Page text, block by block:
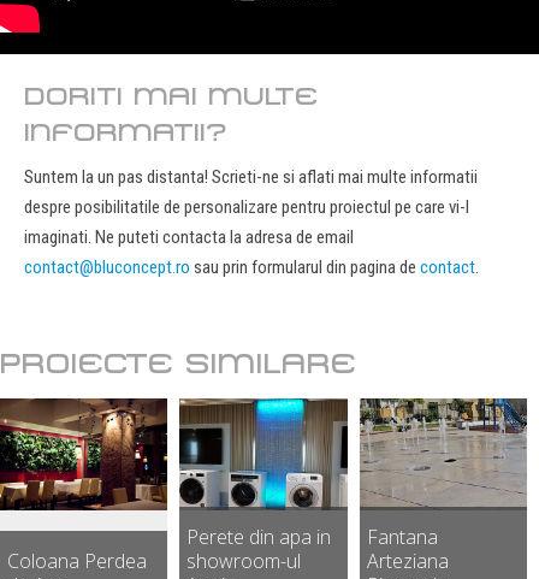
DORITI MAI MULTE
INFORMATII?
Suntem la un pas distanta! Scrieti-ne si aflati mai multe informatii
despre posibilitatile de personalizare pentru proiectul pe care vi-l
imaginati. Ne puteti contacta la adresa de email
contact@bluconcept.ro sau prin formularul din pagina de contact.
PROIECTE SIMILARE
Coloana Perdea
Perete din apa in
showroom-ul
Fantana
Arteziana